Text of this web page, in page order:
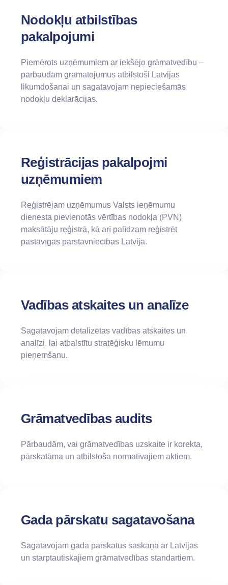
Nodokļu atbilstības
pakalpojumi
Piemērots uzņēmumiem ar iekšējo grāmatvedību –
pārbaudām grāmatojumus atbilstoši Latvijas
likumdošanai un sagatavojam nepieciešamās
nodokļu deklarācijas.
Reģistrācijas pakalpojmi
uzņēmumiem
Reģistrējam uzņēmumus Valsts ieņēmumu
dienesta pievienotās vērtības nodokļa (PVN)
maksātāju reģistrā, kā arī palīdzam reģistrēt
pastāvīgās pārstāvniecības Latvijā.
Vadības atskaites un analīze
Sagatavojam detalizētas vadības atskaites un
analīzi, lai atbalstītu stratēģisku lēmumu
pieņemšanu.
Grāmatvedības audits
Pārbaudām, vai grāmatvedības uzskaite ir korekta,
pārskatāma un atbilstoša normatīvajiem aktiem.
Gada pārskatu sagatavošana
Sagatavojam gada pārskatus saskaņā ar Latvijas
un starptautiskajiem grāmatvedības standartiem.